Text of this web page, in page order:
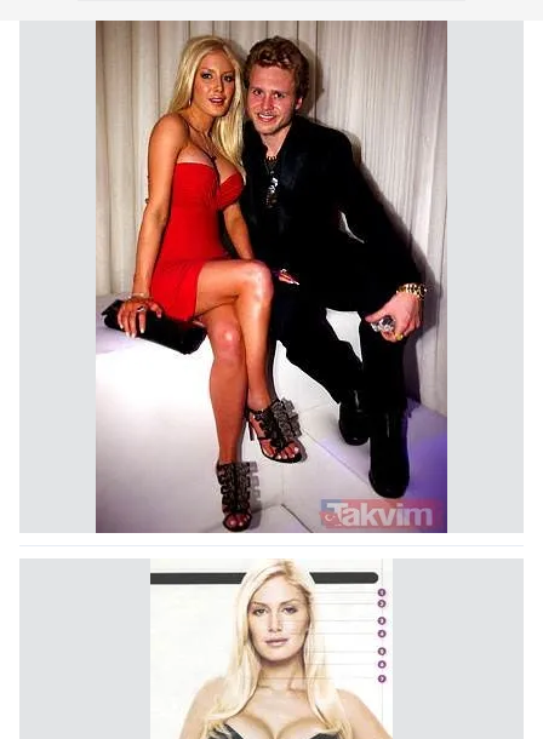
6698 sayılı Kişisel Verilerin Korunması Kanunu uyarınca
hazırlanmış Aydınlatma Metnimizi okumak ve sitemizde
ilgili mevzuata uygun olarak kullanılan çerezlerle ilgili bilgi
almak için lütfentıklayınız